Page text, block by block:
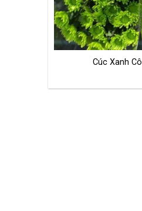
Cúc Xanh